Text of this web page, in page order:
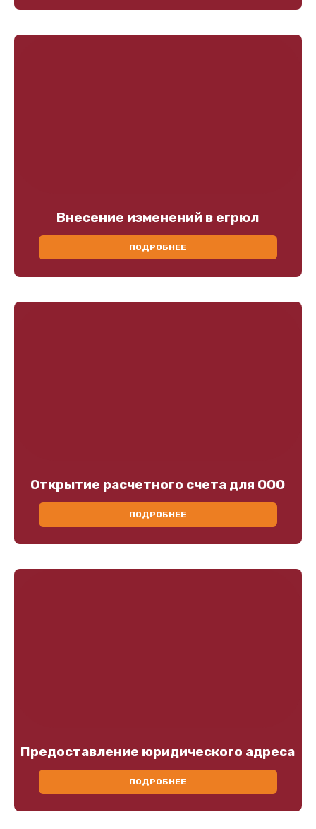
Внесение изменений в егрюл
ПОДРОБНЕЕ
Открытие расчетного счета для ООО
ПОДРОБНЕЕ
Предоставление юридического адреса
ПОДРОБНЕЕ